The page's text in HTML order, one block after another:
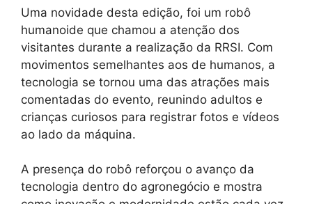
Uma novidade desta edição, foi um robô
humanoide que chamou a atenção dos
visitantes durante a realização da RRSI. Com
movimentos semelhantes aos de humanos, a
tecnologia se tornou uma das atrações mais
comentadas do evento, reunindo adultos e
crianças curiosos para registrar fotos e vídeos
ao lado da máquina.
A presença do robô reforçou o avanço da
tecnologia dentro do agronegócio e mostra